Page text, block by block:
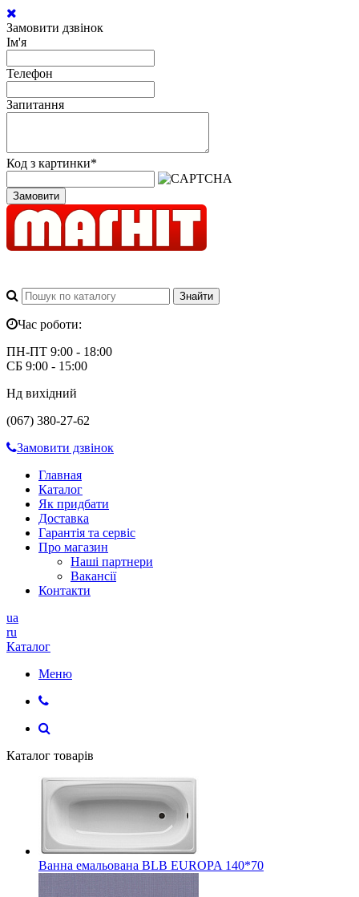
Замовити дзвінок
Ім'я
Телефон
Запитання
Код з картинки*
Замовити
Час роботи:
ПН-ПТ 9:00 - 18:00
СБ 9:00 - 15:00
Нд вихідний
(067) 380-27-62
Замовити дзвінок
Главная
Каталог
Як придбати
Доставка
Гарантія та сервіс
Про магазин
Наші партнери
Вакансії
Контакти
ua
ru
Каталог
Меню
Каталог товарів
Ванна емальована BLB EUROPA 140*70